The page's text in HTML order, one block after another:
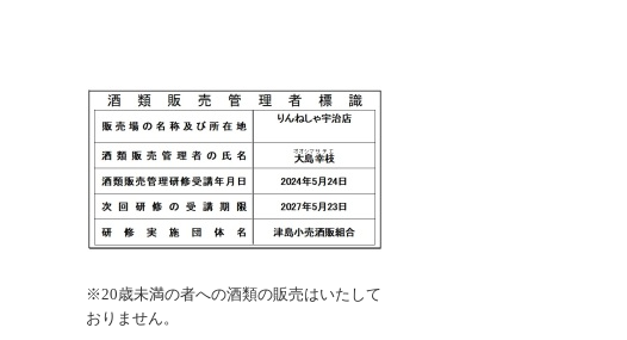
※20歳未満の者への酒類の販売はいたして
おりません。